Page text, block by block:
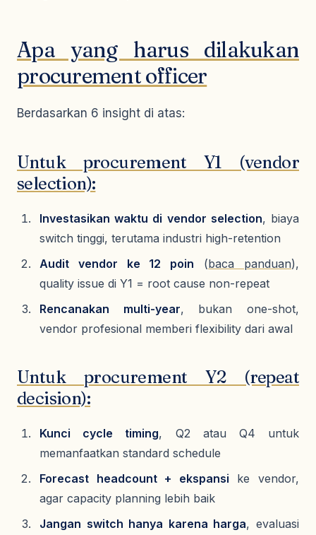
Apa yang harus dilakukan
procurement officer
Berdasarkan 6 insight di atas:
Untuk procurement Y1 (vendor
selection):
Investasikan waktu di vendor selection, biaya
switch tinggi, terutama industri high-retention
Audit vendor ke 12 poin (baca panduan),
quality issue di Y1 = root cause non-repeat
Rencanakan multi-year, bukan one-shot,
vendor profesional memberi flexibility dari awal
Untuk procurement Y2 (repeat
decision):
Kunci cycle timing, Q2 atau Q4 untuk
memanfaatkan standard schedule
Forecast headcount + ekspansi ke vendor,
agar capacity planning lebih baik
Jangan switch hanya karena harga, evaluasi